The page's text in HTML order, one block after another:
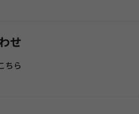
せ
ちら